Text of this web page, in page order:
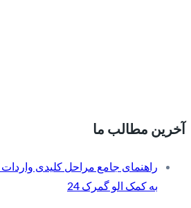
آخرین مطالب ما
راهنمای جامع مراحل کلیدی
به کمک الو گمرک 24